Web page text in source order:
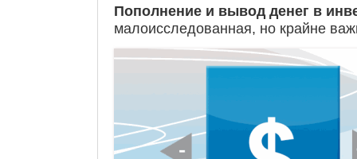
Пополнение и вывод денег в
малоисследованная, но крайне